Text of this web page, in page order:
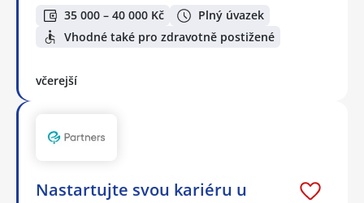
35 000 – 40 000 Kč
Plný úvazek
Vhodné také pro zdravotně postižené
včerejší
Nastartujte svou kariéru u